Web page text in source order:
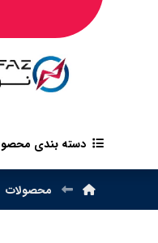
دسته بندی
محصولات